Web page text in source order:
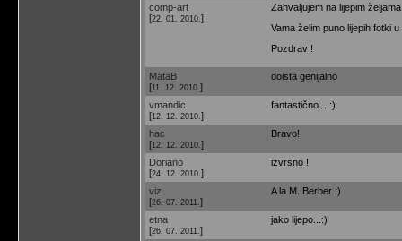
comp-art
[22. 01. 2010. ]
Zahvaljujem na lijepim
Vama želim puno lijepih fotki
Pozdrav !
MataB
[11. 12. 2010. ]
doista genijalno
vmandic
[12. 12. 2010. ]
fantastično... :)
hac
[12. 12. 2010. ]
Bravo!
Doriano
[24. 12. 2010. ]
izvrsno !
viz
[26. 07. 2011. ]
A la M. Berber :)
etna
[26. 07. 2011. ]
jako lijepo...:)